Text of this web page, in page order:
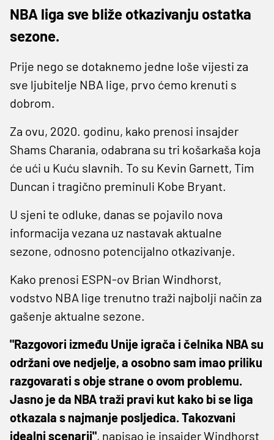
NBA liga sve bliže otkazivanju ostatka
sezone.
Prije nego se dotaknemo jedne loše vijesti za
sve ljubitelje NBA lige, prvo ćemo krenuti s
dobrom.
Za ovu, 2020. godinu, kako prenosi insajder
Shams Charania, odabrana su tri košarkaša koja
će ući u Kuću slavnih. To su Kevin Garnett, Tim
Duncan i tragično preminuli Kobe Bryant.
U sjeni te odluke, danas se pojavilo nova
informacija vezana uz nastavak aktualne
sezone, odnosno potencijalno otkazivanje.
Kako prenosi ESPN-ov Brian Windhorst,
vodstvo NBA lige trenutno traži najbolji način za
gašenje aktualne sezone.
"Razgovori između Unije igrača i čelnika NBA su
održani ove nedjelje, a osobno sam imao priliku
razgovarati s obje strane o ovom problemu.
Jasno je da NBA traži pravi kut kako bi se liga
otkazala s najmanje posljedica. Takozvani
idealni scenarij", napisao je insajder Windhorst